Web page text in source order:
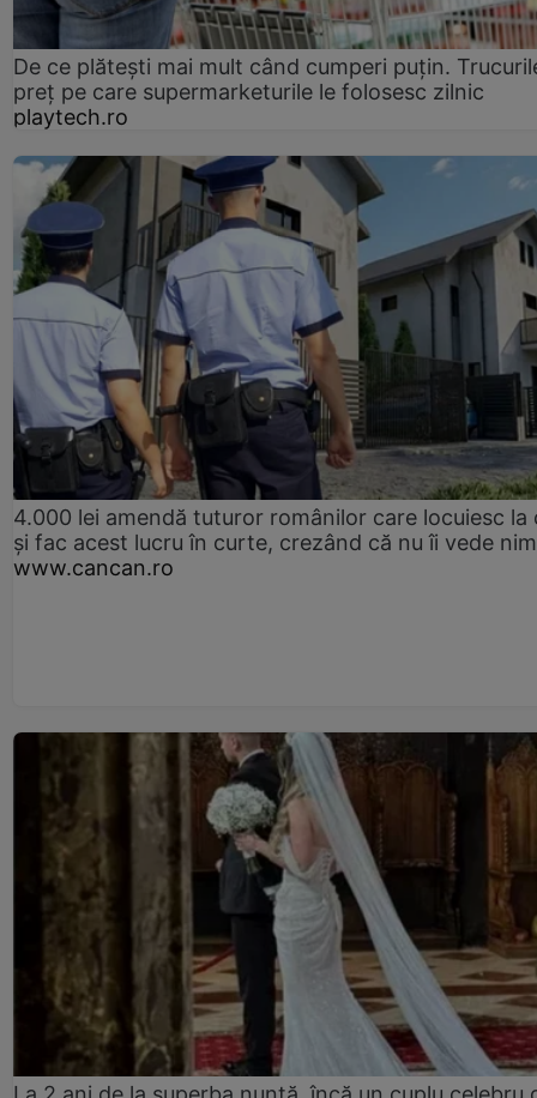
De ce plătești mai mult când cumperi puțin.
preț pe care supermarketurile le folosesc zilnic
playtech.ro
4.000 lei amendă tuturor românilor care locuiesc la
și fac acest lucru în curte, crezând că nu îi vede
www.cancan.ro